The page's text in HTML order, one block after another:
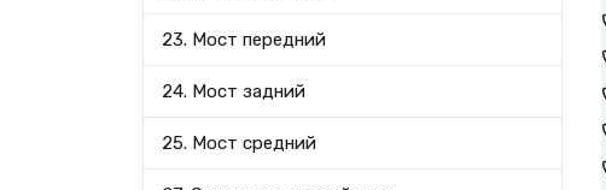
23. Мост передний
24. Мост задний
25. Мост средний